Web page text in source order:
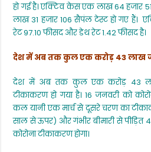
हो गई है। एक्टिव केस एक लाख 64 हजार
लाख 31 हजार 106 सैपंल टेस्ट हो गए हैं।
रेट 97.10 फीसद और डेथ रेट 1.42 फीसद है।
देश में अब तक कुल एक करोड़ 43 लाख
देश में अब तक कुल एक करोड़ 43
टीकाकरण हो गया है। 16 जनवरी को
कल यानी एक मार्च से दूसरे चरण का
साल से ऊपर) और गंभीर बीमारी से पीड़ित
कोरोना टीकाकरण होगा।